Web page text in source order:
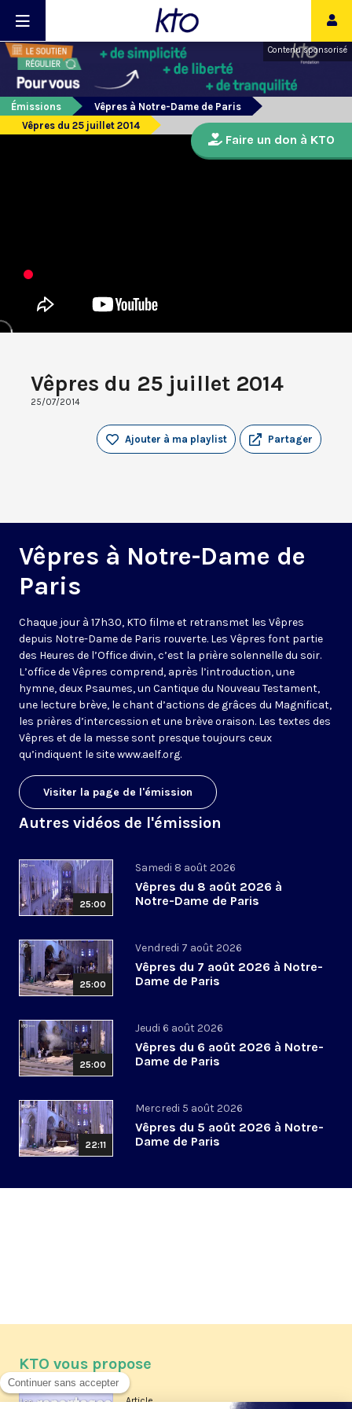
Contenu sponsorisé
Émissions
Vêpres à Notre-Dame de Paris
Vêpres du 25 juillet 2014
Vêpres du 25 juillet 2014
25/07/2014
Partager
Ajouter à ma playlist
Vêpres à Notre-Dame de
Paris
Chaque jour à 17h30, KTO filme et retransmet les Vêpres
depuis Notre-Dame de Paris rouverte. Les Vêpres font partie
des Heures de l’Office divin, c’est la prière solennelle du soir.
L’office de Vêpres comprend, après l’introduction, une
hymne, deux Psaumes, un Cantique du Nouveau Testament,
une lecture brève, le chant d’actions de grâces du Magnificat,
les prières d’intercession et une brève oraison. Les textes des
Vêpres et de la messe sont presque toujours ceux
qu’indiquent le sitewww.aelf.org.
Visiter la page de l'émission
Autres vidéos de l'émission
25:00
Samedi 8 août 2026
Vêpres du 8 août 2026 à
Notre-Dame de Paris
25:00
Vendredi 7 août 2026
Vêpres du 7 août 2026 à Notre-
Dame de Paris
25:00
Jeudi 6 août 2026
Vêpres du 6 août 2026 à Notre-
Dame de Paris
22:11
Mercredi 5 août 2026
Vêpres du 5 août 2026 à Notre-
Dame de Paris
Faire un don à KTO
KTO vous propose
Article